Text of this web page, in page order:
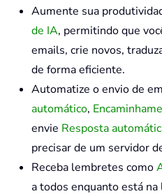
Aumente sua
de IA, permitindo que
emails, crie novos,
de forma eficiente.
Automatize o envio de
automático,
envie Resposta
precisar de um servidor
Receba lembretes como
a todos enquanto está na